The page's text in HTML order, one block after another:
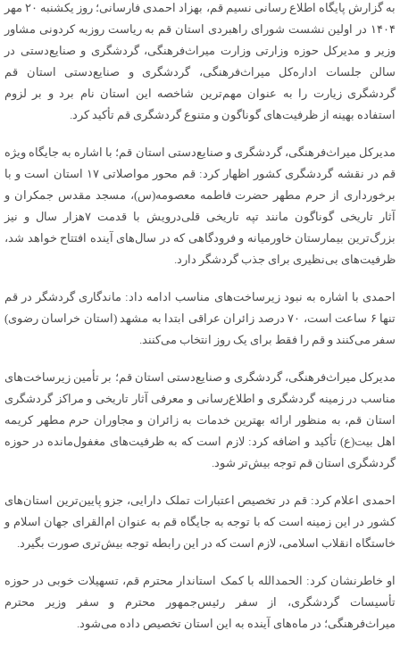
به گزارش پایگاه اطلاع رسانی نسیم قم، بهزاد احمدی فارسانی؛ روز یکشنبه ۲۰ مهر
۱۴۰۴ در اولین نشست شورای راهبردی استان قم به ریاست روزبه کردونی مشاور
وزیر و مدیرکل حوزه وزارتی وزارت میراث‌فرهنگی، گردشگری و صنایع‌دستی در
سالن جلسات اداره‌کل میراث‌فرهنگی، گردشگری و صنایع‌دستی استان قم
گردشگری زیارت را به عنوان مهم‌ترین شاخصه این استان نام برد و بر لزوم
استفاده بهینه از ظرفیت‌های گوناگون و متنوع گردشگری قم تأکید کرد.
مدیرکل میراث‌فرهنگی، گردشگری و صنایع‌دستی استان قم؛ با اشاره به جایگاه ویژه
قم در نقشه گردشگری کشور اظهار کرد: قم محور مواصلاتی ۱۷ استان است و با
برخورداری از حرم مطهر حضرت فاطمه معصومه(س)، مسجد مقدس جمکران و
آثار تاریخی گوناگون مانند تپه تاریخی قلی‌درویش با قدمت ۷هزار سال و نیز
بزرگ‌ترین بیمارستان خاورمیانه و فرودگاهی که در سال‌های آینده افتتاح خواهد شد،
ظرفیت‌های بی‌نظیری برای جذب گردشگر دارد.
احمدی با اشاره به نبود زیرساخت‌های مناسب ادامه داد: ماندگاری گردشگر در قم
تنها ۶ ساعت است، ۷۰ درصد زائران عراقی ابتدا به مشهد (استان خراسان رضوی)
سفر می‌کنند و قم را فقط برای یک روز انتخاب می‌کنند.
مدیرکل میراث‌فرهنگی، گردشگری و صنایع‌دستی استان قم؛ بر تأمین زیرساخت‌های
مناسب در زمینه گردشگری و اطلاع‌رسانی و معرفی آثار تاریخی و مراکز گردشگری
استان قم، به منظور ارائه بهترین خدمات به زائران و مجاوران حرم مطهر کریمه
اهل بیت(ع) تأکید و اضافه کرد: لازم است که به ظرفیت‌های مغفول‌مانده در حوزه
گردشگری استان قم توجه بیش‌تر شود.
احمدی اعلام کرد: قم در تخصیص اعتبارات تملک دارایی، جزو پایین‌ترین استان‌های
کشور در این زمینه است که با توجه به جایگاه قم به ‌عنوان ام‌القرای جهان اسلام و
خاستگاه انقلاب اسلامی، لازم است که در این رابطه توجه بیش‌تری صورت بگیرد.
او خاطرنشان کرد: الحمدالله با کمک استاندار محترم قم، تسهیلات خوبی در حوزه
تأسیسات گردشگری، از سفر رئیس‌جمهور محترم و سفر وزیر محترم
میراث‌فرهنگی؛ در ماه‌های آینده به این استان تخصیص داده می‌شود.